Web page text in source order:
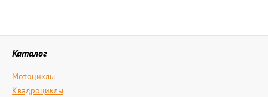
Каталог
Мотоциклы
Квадроциклы